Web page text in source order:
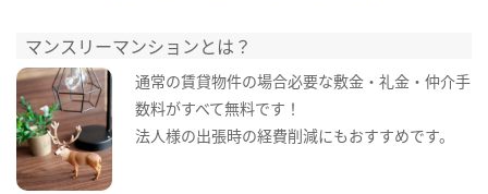
マンスリーマンションとは？
通常の賃貸物件の場合必要な敷金・礼金・仲介手
数料がすべて無料です！
法人様の出張時の経費削減にもおすすめです。